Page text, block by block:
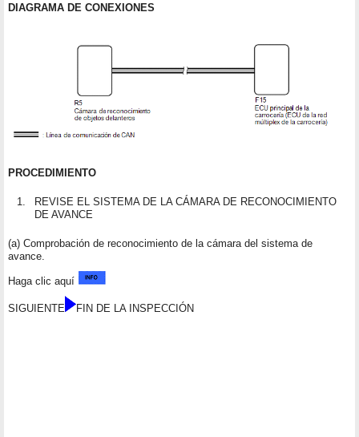
DIAGRAMA DE CONEXIONES
PROCEDIMIENTO
1.
REVISE EL SISTEMA DE LA CÁMARA DE RECONOCIMIENTO
DE AVANCE
(a) Comprobación de reconocimiento de la cámara del sistema de
avance.
Haga clic aquí
SIGUIENTE FIN DE LA INSPECCIÓN